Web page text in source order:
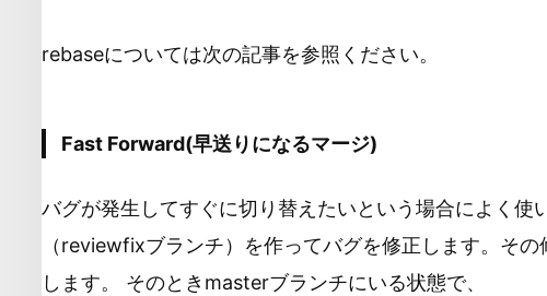
rebaseについては次の記事を参照ください。
Fast Forward(早送りになるマージ)
バグが発生してすぐに切り替えたいという場合によく使
（reviewfixブランチ）を作ってバグを修正します。そ
します。 そのときmasterブランチにいる状態で、